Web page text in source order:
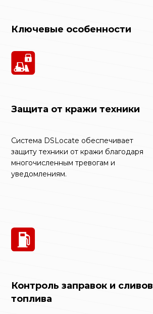
Ключевые особенности
Защита от кражи техники
Система DSLocate обеспечивает
защиту техники от кражи благодаря
многочисленным тревогам и
уведомлениям.
Контроль заправок и сливов
топлива